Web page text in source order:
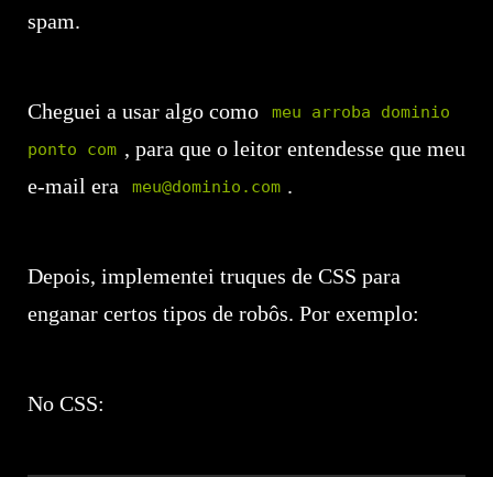
spam.
Cheguei a usar algo como
meu arroba dominio
ponto com , para que o leitor entendesse que meu
e-mail era
meu@dominio.com .
Depois, implementei truques de CSS para
enganar certos tipos de robôs. Por exemplo:
No CSS: